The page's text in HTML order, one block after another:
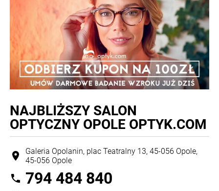
NAJBLIŻSZY SALON
OPTYCZNY OPOLE OPTYK.COM
location_on
Galeria Opolanin, plac Teatralny 13, 45-056 Opole,
45-056 Opole
phone 794 484 840